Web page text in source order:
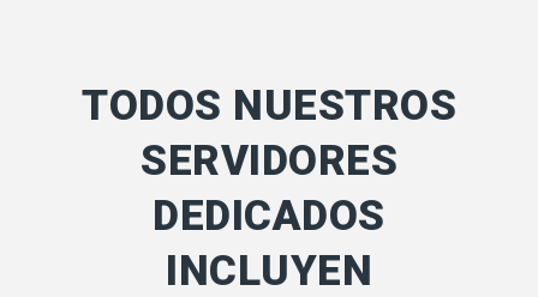
TODOS NUESTROS
SERVIDORES
DEDICADOS
INCLUYEN